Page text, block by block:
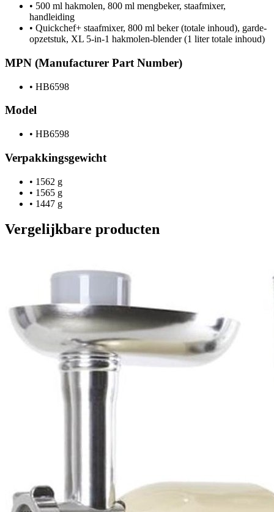
• 500 ml hakmolen, 800 ml mengbeker, staafmixer,
handleiding
• Quickchef+ staafmixer, 800 ml beker (totale inhoud), garde-
opzetstuk, XL 5-in-1 hakmolen-blender (1 liter totale inhoud)
MPN (Manufacturer Part Number)
• HB6598
Model
• HB6598
Verpakkingsgewicht
• 1562 g
• 1565 g
• 1447 g
Vergelijkbare producten